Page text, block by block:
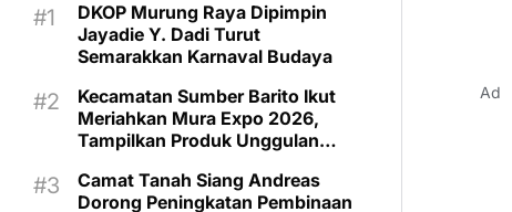
DKOP Murung Raya Dipimpin
Jayadie Y. Dadi Turut
Semarakkan Karnaval Budaya
Kecamatan Sumber Barito Ikut
Meriahkan Mura Expo 2026,
Tampilkan Produk Unggulan
Camat Tanah Siang Andreas
Dorong Peningkatan Pembinaan
Ad